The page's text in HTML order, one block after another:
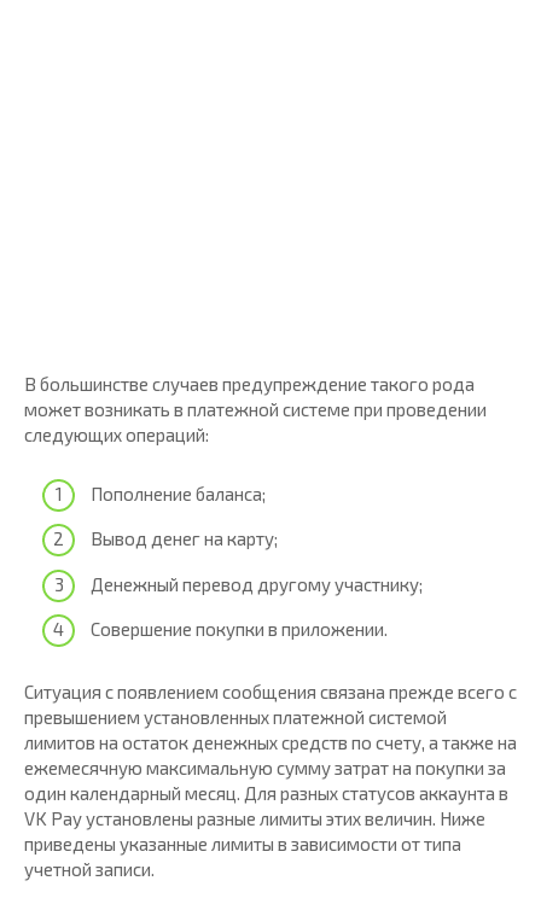
В большинстве случаев предупреждение такого рода
может возникать в платежной системе при проведении
следующих операций:
Пополнение баланса;
Вывод денег на карту;
Денежный перевод другому участнику;
Совершение покупки в приложении.
Ситуация с появлением сообщения связана прежде всего с
превышением установленных платежной системой
лимитов на остаток денежных средств по счету, а также на
ежемесячную максимальную сумму затрат на покупки за
один календарный месяц. Для разных статусов аккаунта в
VK Pay установлены разные лимиты этих величин. Ниже
приведены указанные лимиты в зависимости от типа
учетной записи.